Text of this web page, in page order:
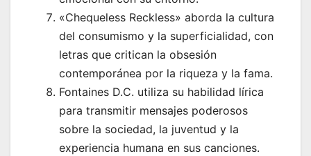
«Chequeless Reckless» aborda la cultura
del consumismo y la superficialidad, con
letras que critican la obsesión
contemporánea por la riqueza y la fama.
Fontaines D.C. utiliza su habilidad lírica
para transmitir mensajes poderosos
sobre la sociedad, la juventud y la
experiencia humana en sus canciones.